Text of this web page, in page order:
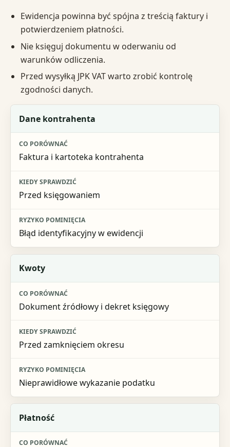
Ewidencja powinna być spójna z treścią faktury i
potwierdzeniem płatności.
Nie księguj dokumentu w oderwaniu od
warunków odliczenia.
Przed wysyłką JPK VAT warto zrobić kontrolę
zgodności danych.
Obszar kontroli przed ujęciem
Co porównać
Dane kontrahenta
Faktura i kartoteka kontrahenta
Przed księgowaniem
Błąd identyfikacyjny w ewidencji
Kwoty
Dokument źródłowy i dekret księgowy
Przed zamknięciem okresu
Nieprawidłowe wykazanie podatku
Płatność